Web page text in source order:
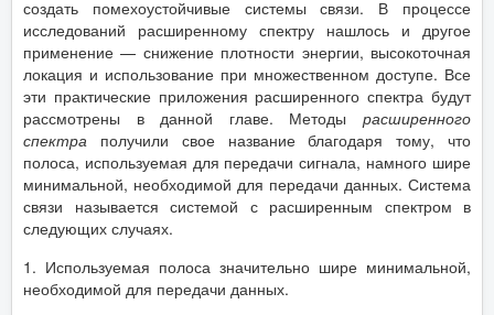
создать помехоустойчивые системы связи. В процессе
исследований расширенному спектру нашлось и другое
применение — снижение плотности энергии, высокоточная
локация и использование при множественном доступе. Все
эти практические приложения расширенного спектра будут
рассмотрены в данной главе. Методы расширенного
спектра получили свое название благодаря тому, что
полоса, используемая для передачи сигнала, намного шире
минимальной, необходимой для передачи данных. Система
связи называется системой с расширенным спектром в
следующих случаях.
1. Используемая полоса значительно шире минимальной,
необходимой для передачи данных.